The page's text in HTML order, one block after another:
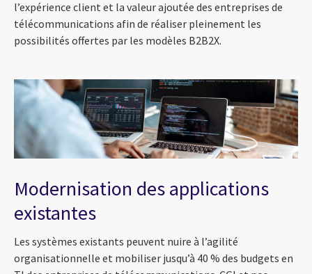
l’expérience client et la valeur ajoutée des entreprises de
télécommunications afin de réaliser pleinement les
possibilités offertes par les modèles B2B2X.
Modernisation des applications
existantes
Les systèmes existants peuvent nuire à l’agilité
organisationnelle et mobiliser jusqu’à 40 % des budgets en